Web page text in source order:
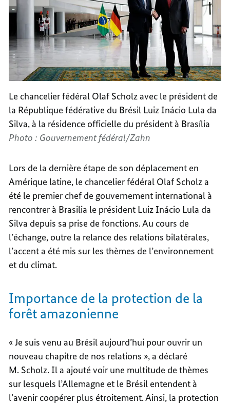
Le chancelier fédéral Olaf Scholz avec le président de
la République fédérative du Brésil Luiz Inácio Lula da
Silva, à la résidence officielle du président à Brasília
Photo : Gouvernement fédéral/Zahn
Lors de la dernière étape de son déplacement en
Amérique latine, le chancelier fédéral Olaf Scholz a
été le premier chef de gouvernement international à
rencontrer à Brasilia le président Luiz Inácio Lula da
Silva depuis sa prise de fonctions. Au cours de
l’échange, outre la relance des relations bilatérales,
l’accent a été mis sur les thèmes de l’environnement
et du climat.
Importance de la protection de la
forêt amazonienne
« Je suis venu au Brésil aujourd’hui pour ouvrir un
nouveau chapitre de nos relations », a déclaré
M. Scholz. Il a ajouté voir une multitude de thèmes
sur lesquels l’Allemagne et le Brésil entendent à
l’avenir coopérer plus étroitement. Ainsi, la protection